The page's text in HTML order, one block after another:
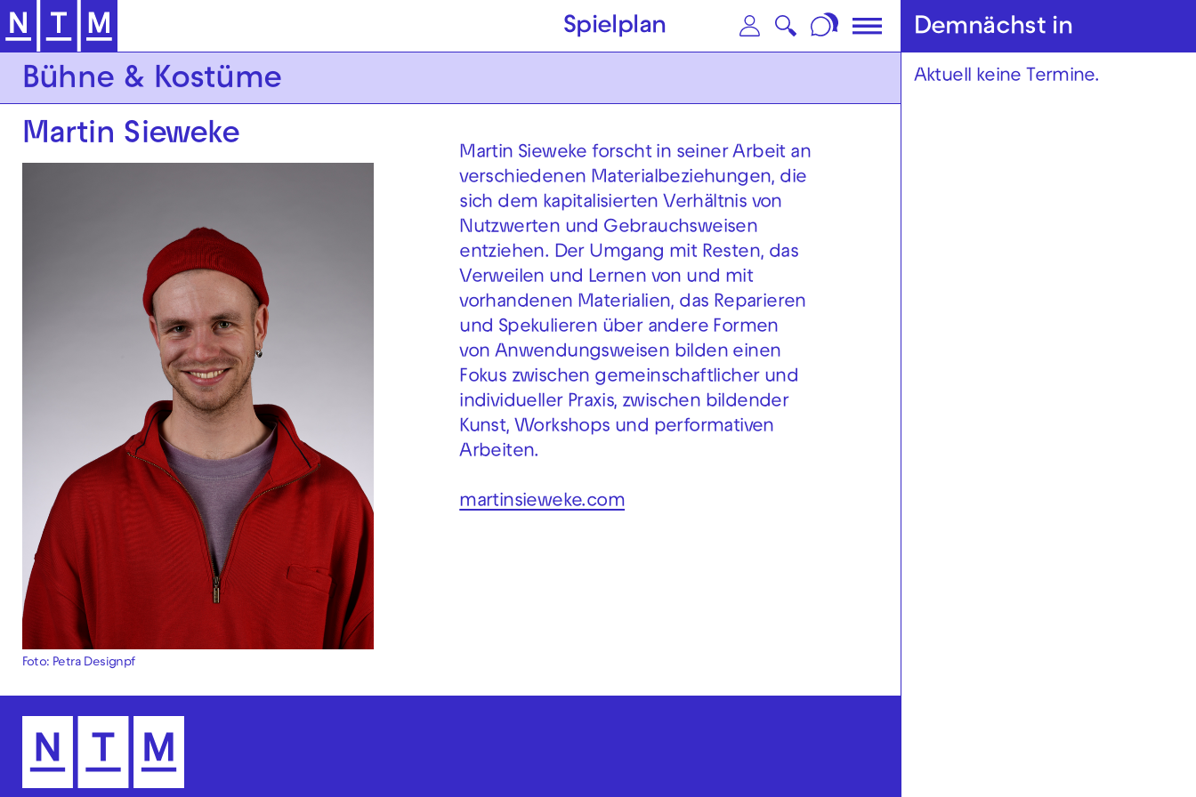
Zur Hauptnavigation springen Zum Hauptinhalt springen Zum Footer springen
Spielplan
Bühne & Kostüme
Martin Sieweke
Foto: Petra Designpf
Martin Sieweke forscht in seiner Arbeit an
verschiedenen Materialbeziehungen, die
sich dem kapitalisierten Verhältnis von
Nutzwerten und Gebrauchsweisen
entziehen. Der Umgang mit Resten, das
Verweilen und Lernen von und mit
vorhandenen Materialien, das Reparieren
und Spekulieren über andere Formen
von Anwendungsweisen bilden einen
Fokus zwischen gemeinschaftlicher und
individueller Praxis, zwischen bildender
Kunst, Workshops und performativen
Arbeiten.
martinsieweke.com
Demnächst in
Aktuell keine Termine.